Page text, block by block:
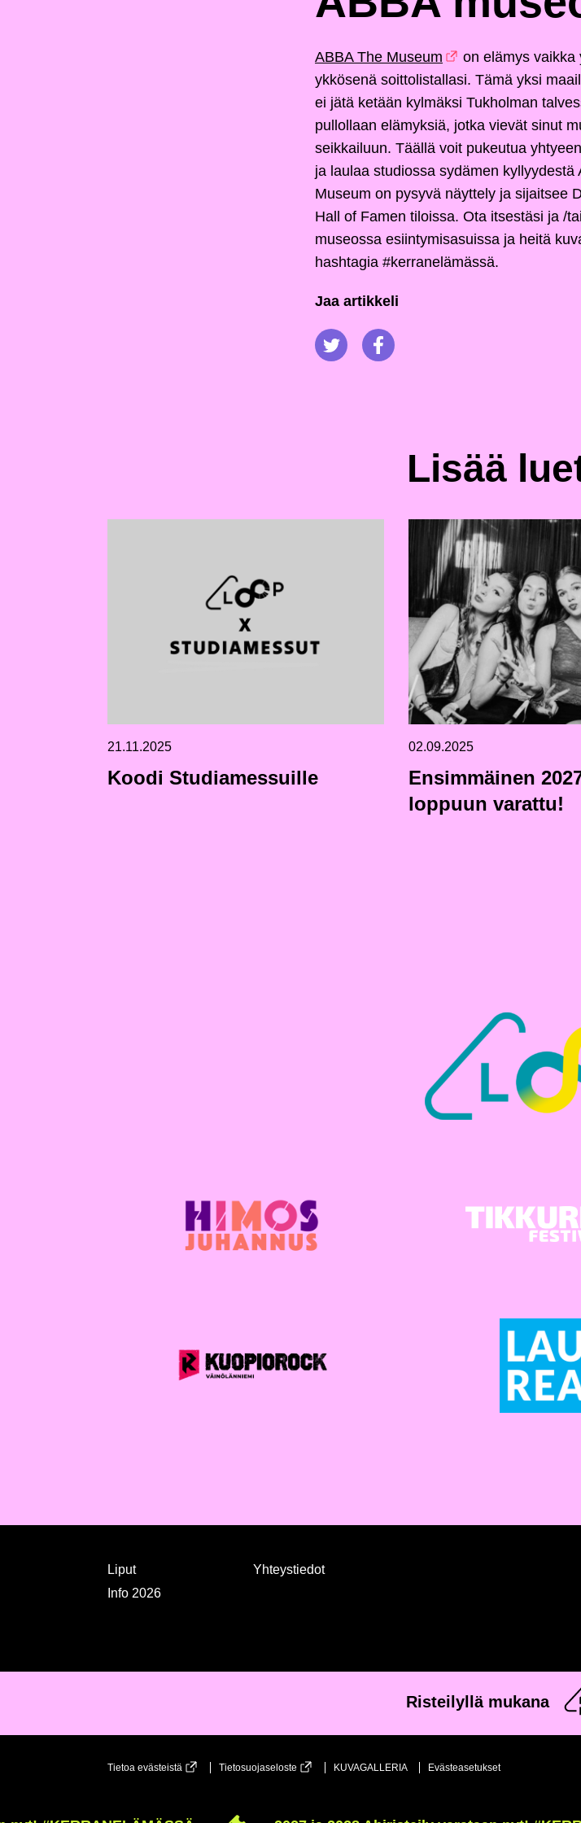
ABBA The Museum
on elämys vaikka
ykkösenä soittolistallasi. Tämä yksi
ei jätä ketään kylmäksi Tukholman
pullollaan elämyksiä, jotka vievät sinut
seikkailuun. Täällä voit pukeutua
ja laulaa studiossa sydämen kyllyydestä
Museum on pysyvä näyttely ja sijaitsee
Hall of Famen tiloissa. Ota itsestäsi ja /
museossa esiintymisasuissa ja heitä
hashtagia #kerranelämässä.
Jaa artikkeli
Jaa TwitterissäJaa Facebookissa
Lisää
21.11.2025
Koodi Studiamessuille
02.09.2025
Ensimmäinen
loppuun varattu!
Liput
Info 2026
Yhteystiedot
Risteilyllä mukana
Tietoa evästeistä Tietosuojaseloste KUVAGALLERIA Evästeasetukset